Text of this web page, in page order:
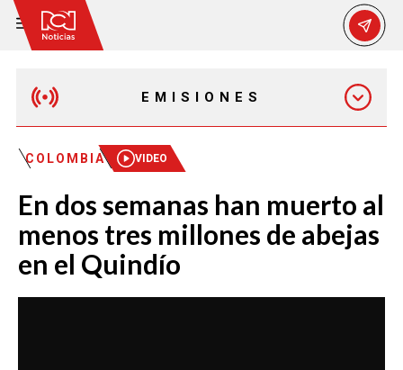
EMISIONES
MAÑANA EXPRESS
EMISIÓN 12:30 PM
EMISIÓN 7:00 PM
COLOMBIA VIDEO
En dos semanas han muerto al
menos tres millones de abejas
en el Quindío